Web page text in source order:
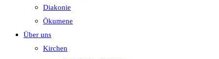
Diakonie
Ökumene
Über uns
Kirchen